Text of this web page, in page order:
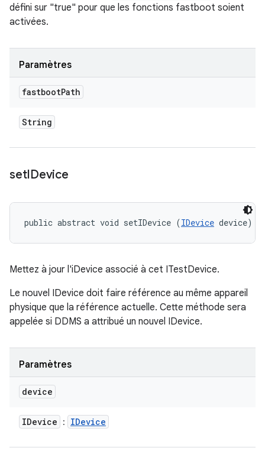
défini sur "true" pour que les fonctions fastboot soient
activées.
Paramètres
fastbootPath
String
setIDevice
public abstract void setIDevice (IDevice device)
Mettez à jour l'iDevice associé à cet ITestDevice.
Le nouvel IDevice doit faire référence au même appareil
physique que la référence actuelle. Cette méthode sera
appelée si DDMS a attribué un nouvel IDevice.
Paramètres
device
IDevice : IDevice